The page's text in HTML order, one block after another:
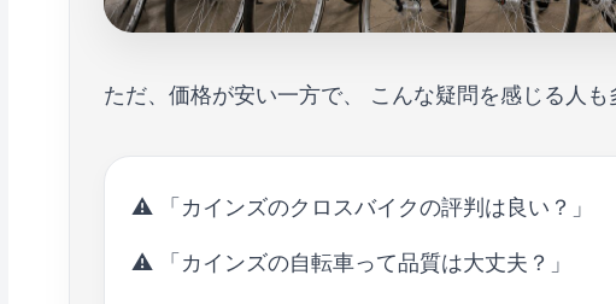
ただ、価格が安い一方で、 こんな疑問を感じる人も
⚠ 「カインズのクロスバイクの評判は良い？」
⚠ 「カインズの自転車って品質は大丈夫？」